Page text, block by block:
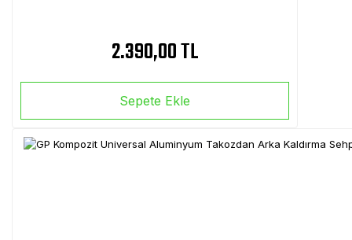
2.390,00 TL
Sepete Ekle